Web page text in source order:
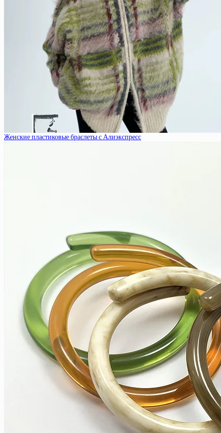
Женские пластиковые браслеты с Алиэкспресс